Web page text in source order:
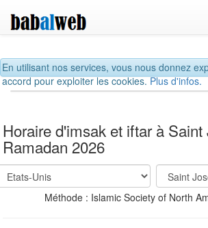
En utilisant nos services, vous nous donnez
accord pour exploiter les cookies.Plus d'infos.
Horaire d'imsak et iftar à Saint
Ramadan 2026
Méthode : Islamic Society of North